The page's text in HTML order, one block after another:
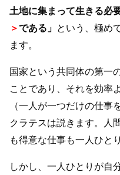
土地に集まって生きる必
＞である」 という、極め
ます。
国家という共同体の第一
ことであり、それを効率
（一人が一つだけの仕事
クラテスは説きます。人
も得意な仕事も一人ひと
しかし、一人ひとりが自